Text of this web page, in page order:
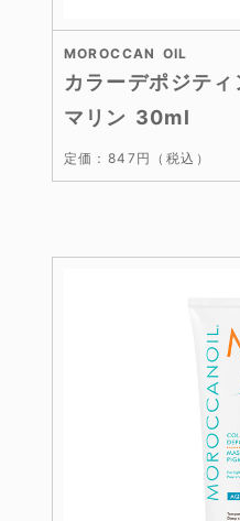
MOROCCAN OIL
カラーデポジテ
マリン 30ml
定価：847円（税込）